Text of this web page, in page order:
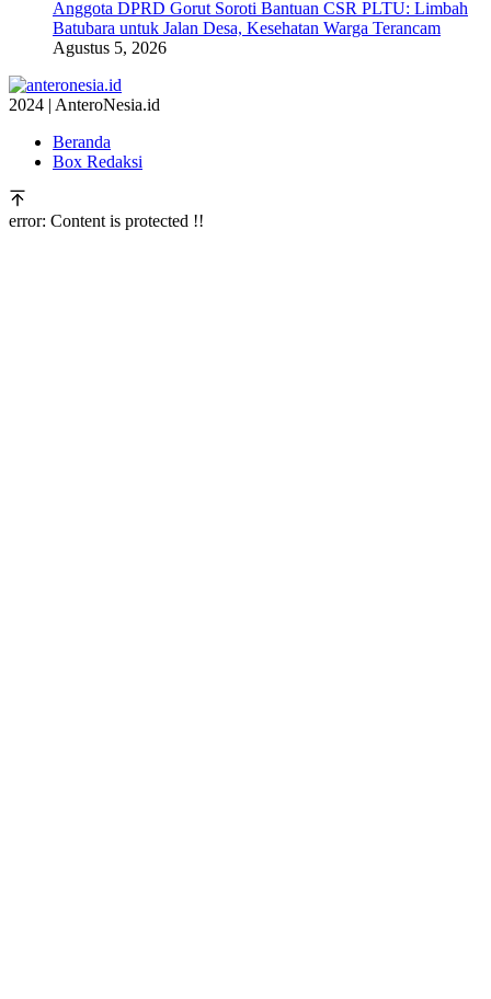
Anggota DPRD Gorut Soroti Bantuan CSR PLTU: Limbah
Batubara untuk Jalan Desa, Kesehatan Warga Terancam
Agustus 5, 2026
2024 | AnteroNesia.id
Beranda
Box Redaksi
error: Content is protected !!